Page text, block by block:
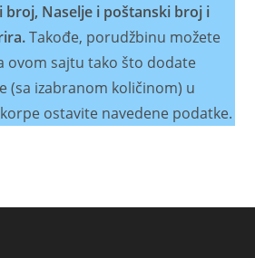
broj, Naselje i poštanski broj i
Takođe, porudžbinu možete
ovom sajtu tako što dodate
(sa izabranom količinom) u
ostavite navedene podatke.